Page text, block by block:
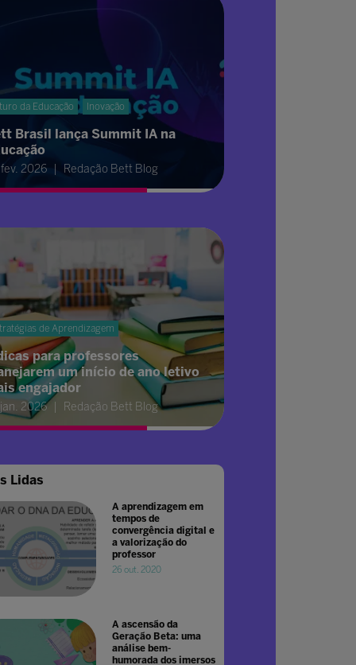
da Educação Inovação
Brasil lança Summit IA na
2026 Redação Bett Blog
de Aprendizagem
para professores
um início de ano letivo
engajador
2026 Redação Bett Blog
Lidas
A aprendizagem em
tempos de
convergência digital e
a valorização do
professor
26 out. 2020
A ascensão da
Geração Beta: uma
análise bem-
humorada dos imersos